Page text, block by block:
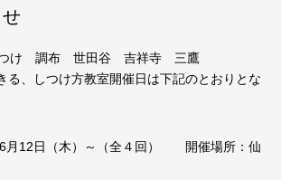
る、しつけ方教室開催日は下記のとおりとな
6月12日（木）～（全４回） 開催場所：仙